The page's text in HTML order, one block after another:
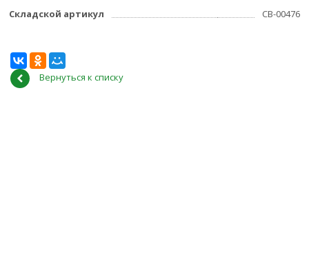
Складской артикул
СВ-00476
Вернуться к списку